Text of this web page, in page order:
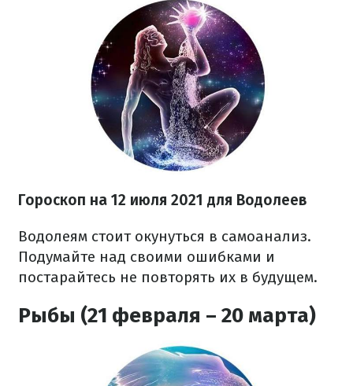
Гороскоп на 12 июля 2021 для Водолеев
Водолеям стоит окунуться в самоанализ.
Подумайте над своими ошибками и
постарайтесь не повторять их в будущем.
Рыбы (21 февраля – 20 марта)